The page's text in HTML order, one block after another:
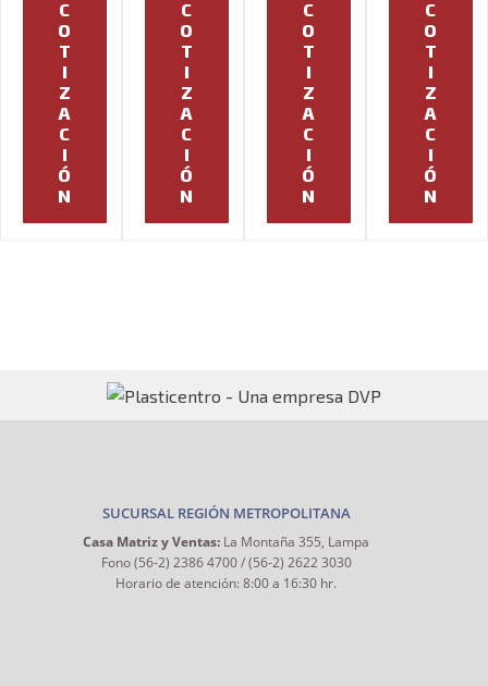
C
O
T
I
Z
A
C
I
Ó
N
C
O
T
I
Z
A
C
I
Ó
N
C
O
T
I
Z
A
C
I
Ó
N
C
O
T
I
Z
A
C
I
Ó
N
SUCURSAL REGIÓN METROPOLITANA
Casa Matriz y Ventas: La Montaña 355, Lampa
Fono (56-2) 2386 4700 / (56-2) 2622 3030
Horario de atención: 8:00 a 16:30 hr.